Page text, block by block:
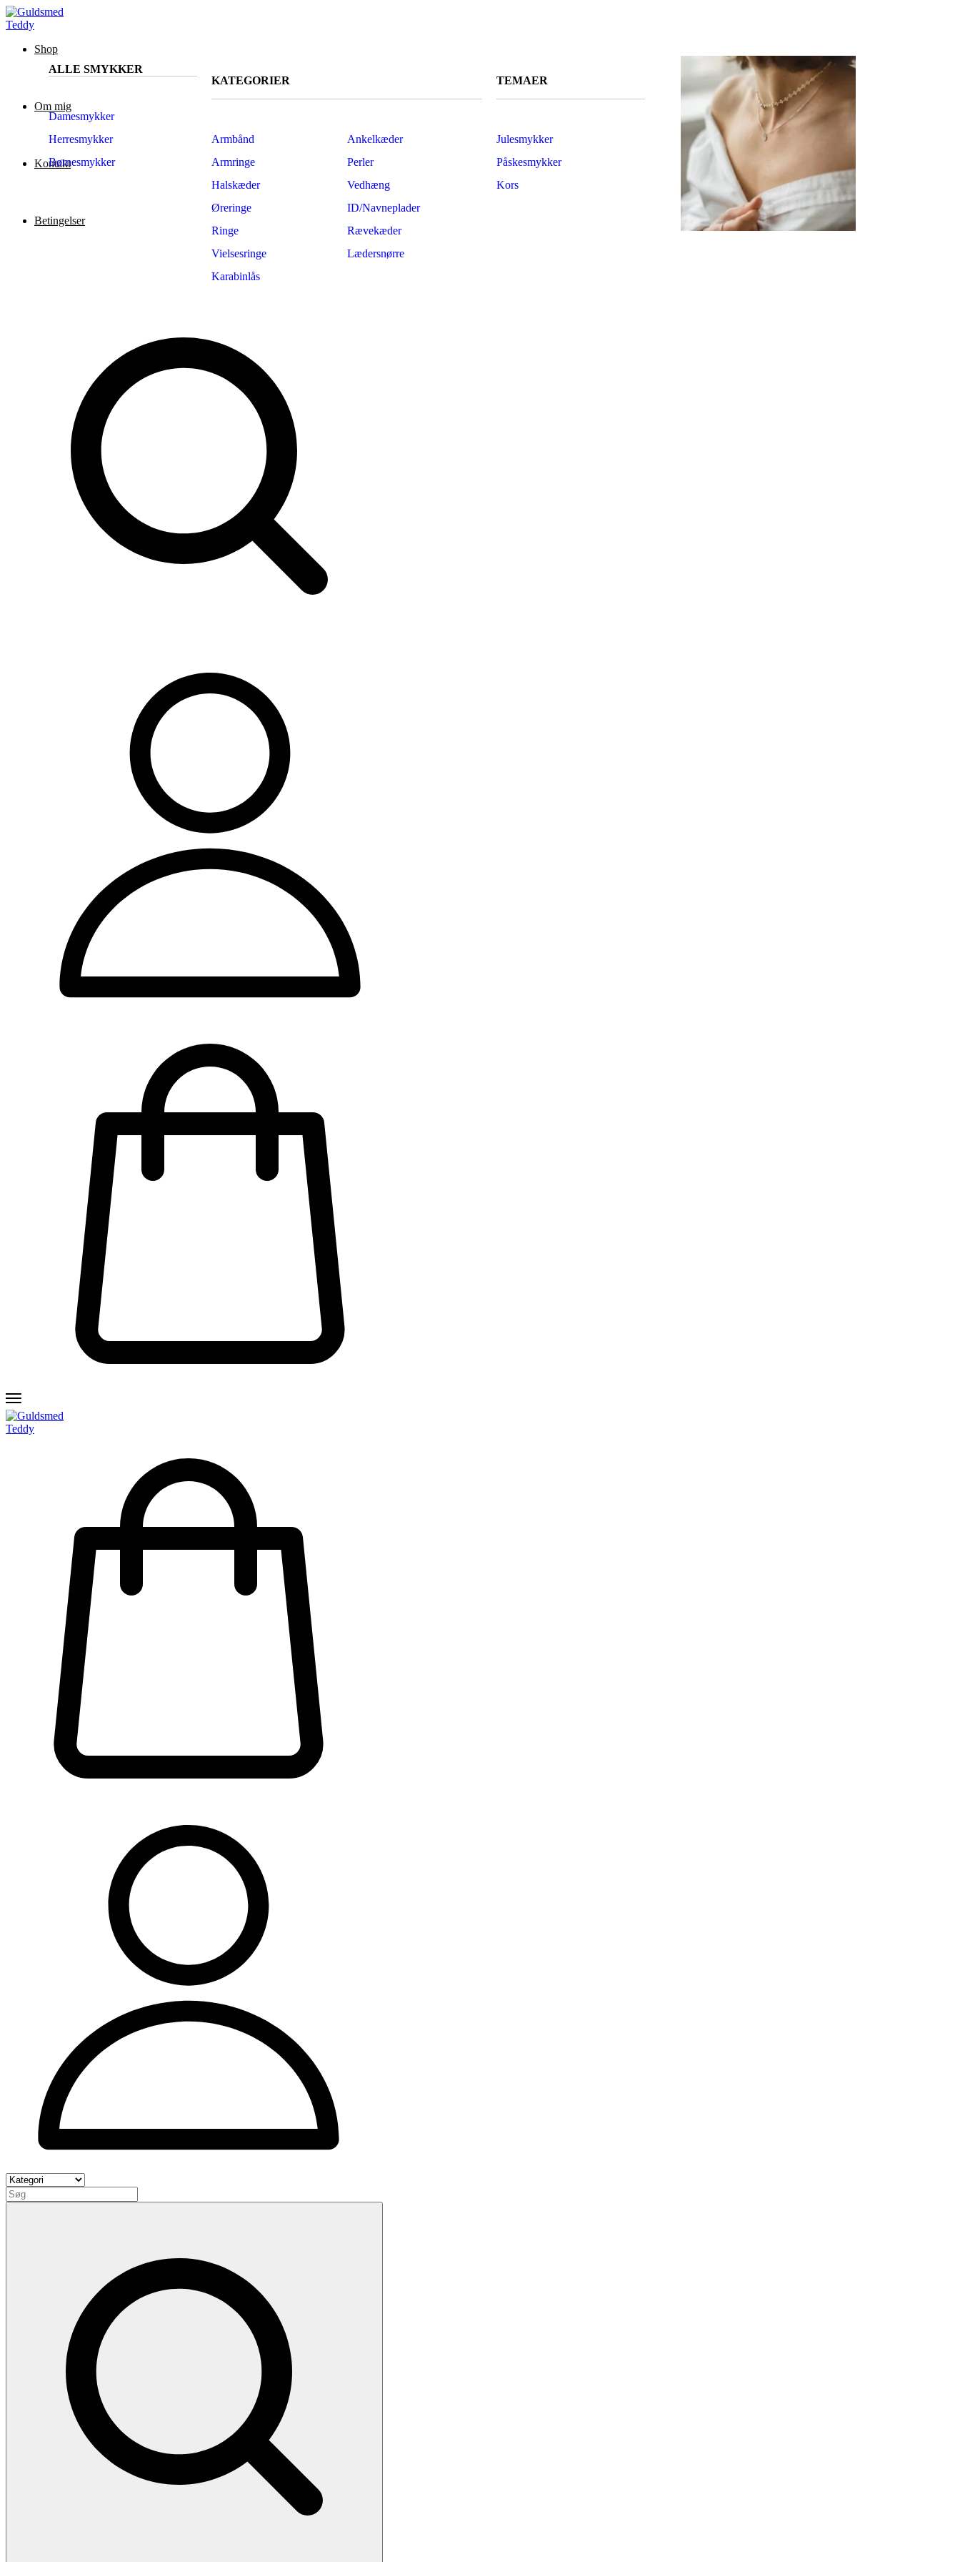
Shop
ALLE SMYKKER
Damesmykker
Herresmykker
Børnesmykker
KATEGORIER
Armbånd
Armringe
Halskæder
Øreringe
Ringe
Vielsesringe
Karabinlås
Ankelkæder
Perler
Vedhæng
ID/Navneplader
Rævekæder
Lædersnørre
TEMAER
Julesmykker
Påskesmykker
Kors
Om mig
Kontakt
Betingelser